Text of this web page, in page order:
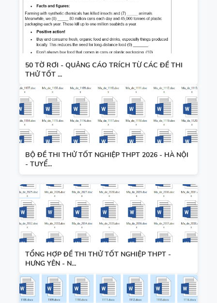
50 TỜ RƠI - QUẢNG CÁO TRÍCH TỪ CÁC ĐỀ THI
THỬ TỐT ...
BỘ ĐỀ THI THỬ TỐT NGHIỆP THPT 2026 - HÀ NỘI
- TUYỂ...
TỔNG HỢP ĐỀ THI THỬ TỐT NGHIỆP THPT -
HƯNG YÊN - N...